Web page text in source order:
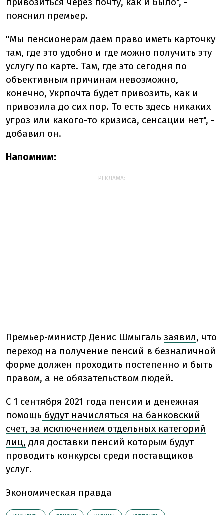
пояснил премьер.
"Мы пенсионерам даем право иметь карточку
там, где это удобно и где можно получить эту
услугу по карте. Там, где это сегодня по
объективным причинам невозможно,
конечно, Укрпочта будет привозить, как и
привозила до сих пор. То есть здесь никаких
угроз или какого-то кризиса, сенсации нет", -
добавил он.
Напомним:
РЕКЛАМА:
Премьер-министр Денис Шмыгаль заявил, что
переход на получение пенсий в безналичной
форме должен проходить постепенно и быть
правом, а не обязательством людей.
С 1 сентября 2021 года пенсии и денежная
помощь будут начисляться на банковский
счет, за исключением отдельных категорий
лиц, для доставки пенсий которым будут
проводить конкурсы среди поставщиков
услуг.
Экономическая правда